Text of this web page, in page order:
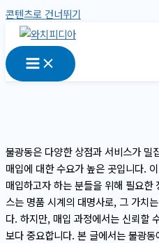
콘텐츠로 건너뛰기
불광동은 다양한 상점과 서비스가 밀
매입에 대한 수요가 높은 곳입니다.
매입하고자 하는 분들을 위해 필요한
스는 명품 시계의 대명사로, 그 가치
다. 하지만, 매입 과정에서는 신뢰할
보다 중요합니다. 본 글에서는 불광